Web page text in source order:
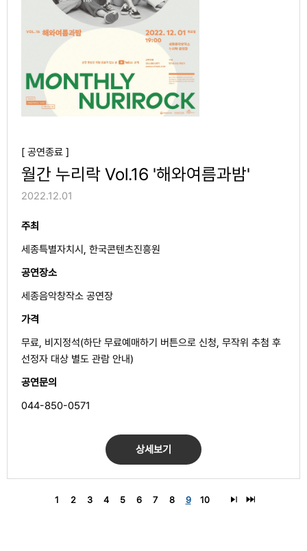
[ 공연종료 ]
월간 누리락 Vol.16 '해와여름과밤'
2022.12.01
주최
세종특별자치시, 한국콘텐츠진흥원
공연장소
세종음악창작소 공연장
가격
무료, 비지정석(하단 무료예매하기 버튼으로 신청, 무작위 추첨 후
선정자 대상 별도 관람 안내)
공연문의
044-850-0571
상세보기
1 2 3 4 5 6 7 8 9 10